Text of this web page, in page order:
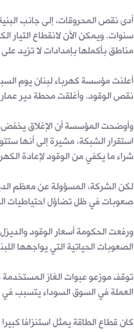
أدى نقص المحروقات، إلى جانب البنية
سنوات. ويمكن الآن لانقطاع
مناطق بأكملها بإمدادات لا تزيد
أعلنت مؤسسة كهرباء لبنان يوم
نقص الوقود. وأغلقت محطة دير
استقرار الشبكة، مشيرة إلى أنها
شراء ما يكفي من الوقود لإعادة
لكن الشركة، المسؤولة عن معظم
صعوبات في ظل تضاؤل احتياطيات
ورفعت الحكومة أسعار الوقود
الصعوبات الحياتية التي يواجهها
توقف موزعو عبوات الغاز
العملة في السوق السوداء يتسبب
كان قطاع الطاقة يمثل استنزافا